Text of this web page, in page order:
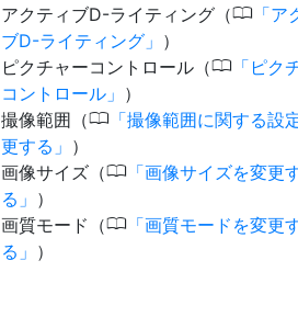
アクティブD-ライティング（0
ア
ブD-ライティング
）
ピクチャーコントロール（0
ピク
コントロール
）
撮像範囲（0
撮像範囲に関する設
更する
）
画像サイズ（0
画像サイズを変更
る
）
画質モード（0
画質モードを変更
る
）